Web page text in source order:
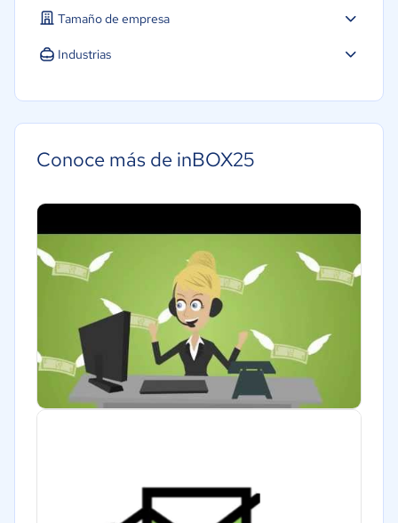
Tamaño de empresa
Industrias
Conoce más de inBOX25